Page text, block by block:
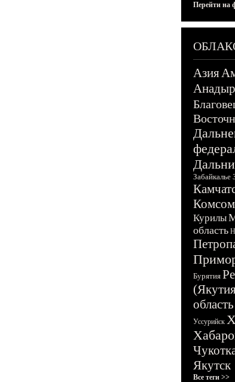
Перейти на
Азия
Забайкалье
Курилы
область
Бурятия
область
Уссурийск
Якутск
Все теги >>